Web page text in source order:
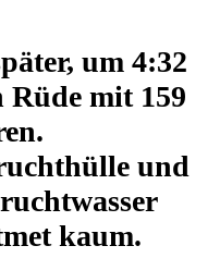
um 4:32
mit 159
und
kaum.